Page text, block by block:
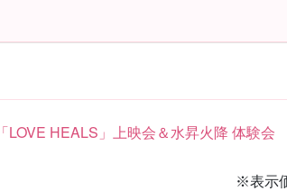
「LOVE HEALS」上映会＆水昇火降 体験会
※表示